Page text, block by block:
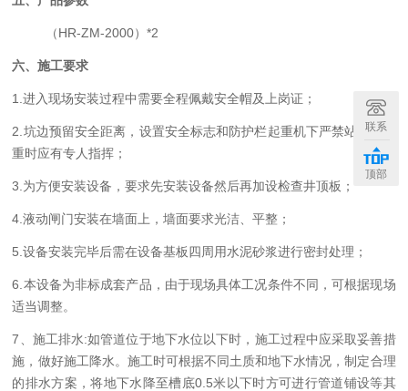
（HR-ZM-2000）*2
六、施工要求
1.进入现场安装过程中需要全程佩戴安全帽及上岗证 ；
2. 坑边预留安全距离，设置安全标志和防护栏起重机下严禁站人，起
重时应有专人指挥；
3 .为方便安装设备 ，要求先安装设备然后再加设检查井顶板；
4 .液动闸门安装在墙面上，墙面要求光洁、平整；
5 .设备安装完毕后需在设备基板四周用水泥砂浆进行密封处理；
6 .本设备为非标成套产品，由于现场具体工况条件不同，可根据现场
适当调整。
7 、施工排水:如管道位于地下水位以下时，施工过程中应采取妥善措
施，做好施工降水。施工时可根据不同土质和地下水情况，制定合理
的排水方案，将地下水降至槽底0.5米以下时方可进行管道铺设等其
联系
顶部